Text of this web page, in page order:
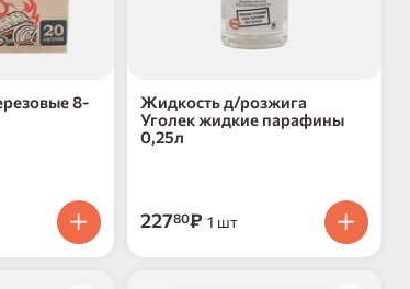
8-
Жидкость д/розжига
Уголек жидкие парафины
0,25л
22780₽ 1 шт